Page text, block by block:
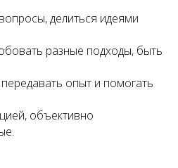
делиться идеями
разные подходы, быть
опыт и помогать
объективно